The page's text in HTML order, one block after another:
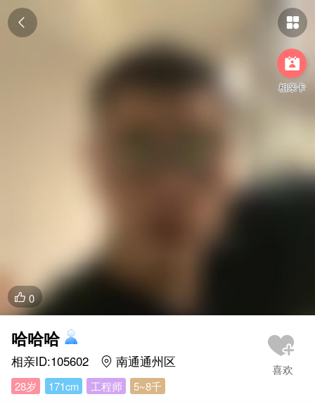
 

相亲卡
 0
哈哈哈
相亲ID:105602  南通通州区
28岁 171cm 工程师 5~8千